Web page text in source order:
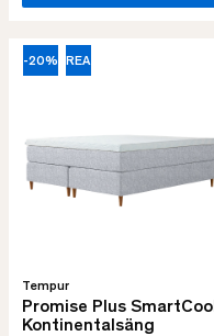
-20% REA
Tempur
Promise Plus SmartCool
Kontinentalsäng